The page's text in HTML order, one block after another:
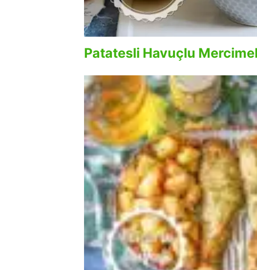
Patatesli Havuçlu